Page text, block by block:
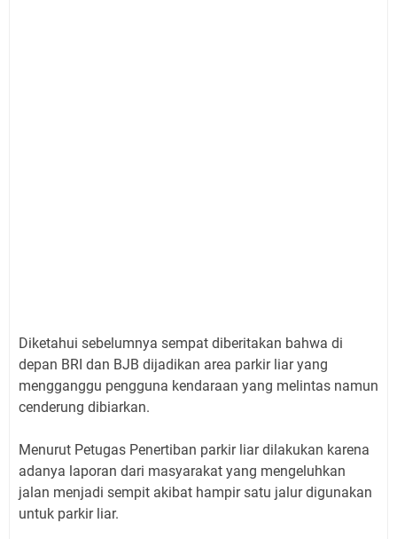
Diketahui sebelumnya sempat diberitakan bahwa di
depan BRI dan BJB dijadikan area parkir liar yang
mengganggu pengguna kendaraan yang melintas namun
cenderung dibiarkan.
Menurut Petugas Penertiban parkir liar dilakukan karena
adanya laporan dari masyarakat yang mengeluhkan
jalan menjadi sempit akibat hampir satu jalur digunakan
untuk parkir liar.